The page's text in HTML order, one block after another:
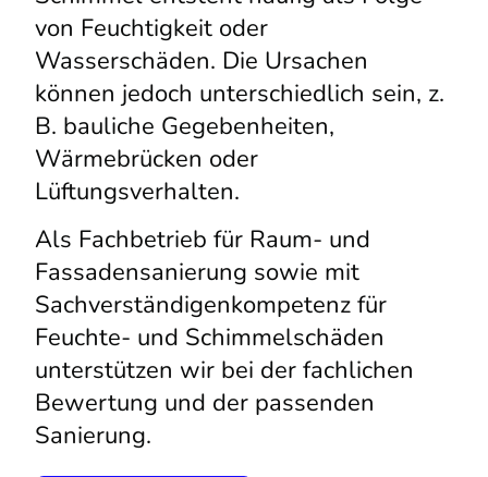
von Feuchtigkeit oder
Wasserschäden. Die Ursachen
können jedoch unterschiedlich sein, z.
B. bauliche Gegebenheiten,
Wärmebrücken oder
Lüftungsverhalten.
Als Fachbetrieb für Raum- und
Fassadensanierung sowie mit
Sachverständigenkompetenz für
Feuchte- und Schimmelschäden
unterstützen wir bei der fachlichen
Bewertung und der passenden
Sanierung.